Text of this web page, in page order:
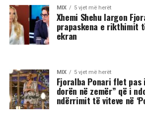
MIX 5 vjet më herët
Xhemi Shehu largon
prapaskena e rikthimit
ekran
MIX 5 vjet më herët
Fjoralba Ponari flet
dorën në zemër” që i
ndërrimit të viteve në